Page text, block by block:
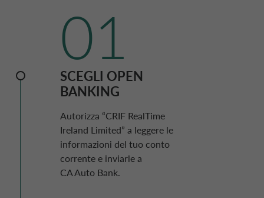
01
SCEGLI OPEN
BANKING
Autorizza “CRIF RealTime
Ireland Limited” a leggere le
informazioni del tuo conto
corrente e inviarle a
CA Auto Bank.